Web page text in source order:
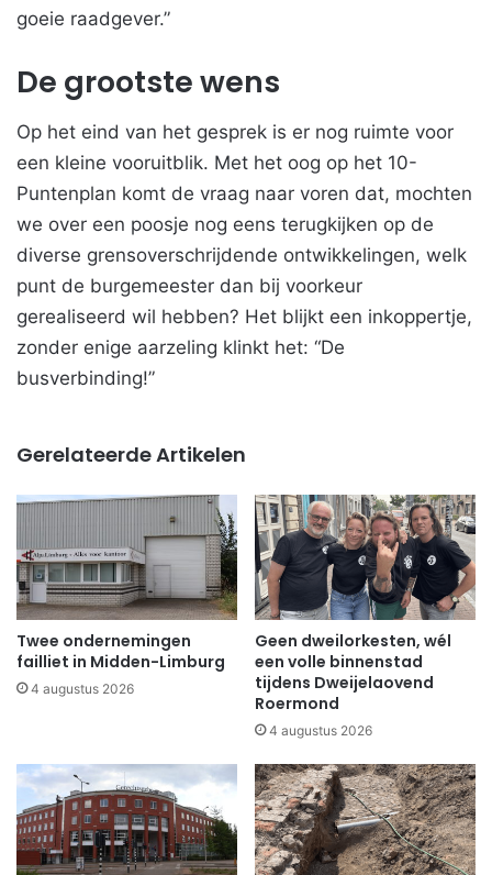
goeie raadgever.”
De grootste wens
Op het eind van het gesprek is er nog ruimte voor
een kleine vooruitblik. Met het oog op het 10-
Puntenplan komt de vraag naar voren dat, mochten
we over een poosje nog eens terugkijken op de
diverse grensoverschrijdende ontwikkelingen, welk
punt de burgemeester dan bij voorkeur
gerealiseerd wil hebben? Het blijkt een inkoppertje,
zonder enige aarzeling klinkt het: “De
busverbinding!”
Gerelateerde Artikelen
Twee ondernemingen
failliet in Midden-Limburg
4 augustus 2026
Geen dweilorkesten, wél
een volle binnenstad
tijdens Dweijelaovend
Roermond
4 augustus 2026